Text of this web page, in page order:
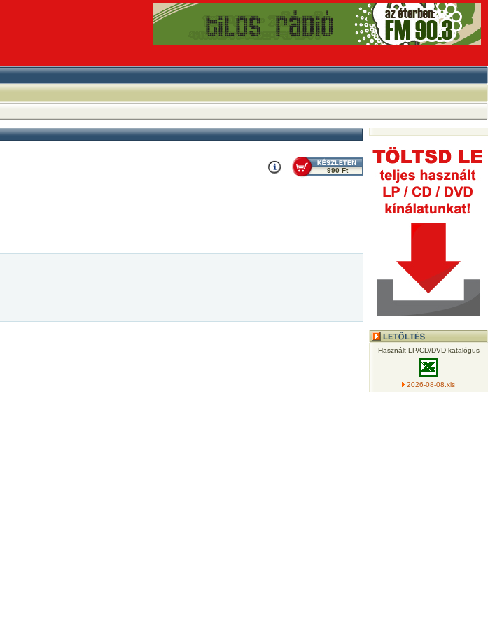
990 Ft
Használt LP/CD/DVD katalógus
2026-08-08.xls